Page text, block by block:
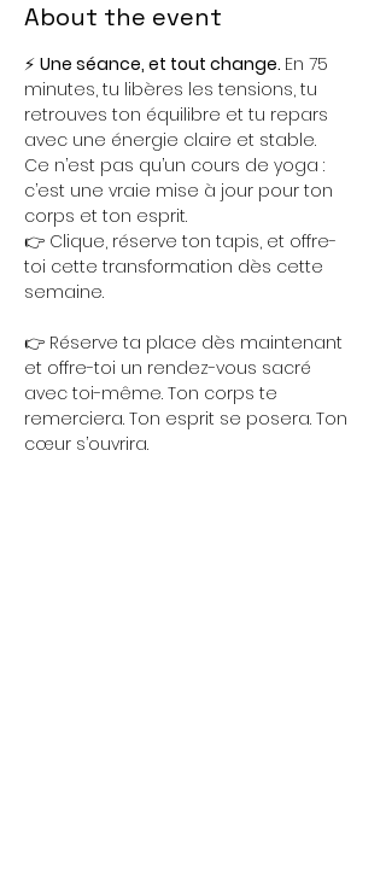
About the event
⚡ Une séance, et tout change. En 75
minutes, tu libères les tensions, tu
retrouves ton équilibre et tu repars
avec une énergie claire et stable.
Ce n’est pas qu’un cours de yoga :
c’est une vraie mise à jour pour ton
corps et ton esprit.
👉 Clique, réserve ton tapis, et offre-
toi cette transformation dès cette
semaine.
👉 Réserve ta place dès maintenant
et offre-toi un rendez-vous sacré
avec toi-même. Ton corps te
remerciera. Ton esprit se posera. Ton
cœur s’ouvrira.